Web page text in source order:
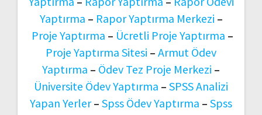
Yaptırma – Rapor Yaptırma Merkezi –
Proje Yaptırma – Ücretli Proje Yaptırma –
Proje Yaptırma Sitesi – Armut Ödev
Yaptırma – Ödev Tez Proje Merkezi –
Üniversite Ödev Yaptırma – SPSS Analizi
Yapan Yerler– Spss Ödev Yaptırma – Spss